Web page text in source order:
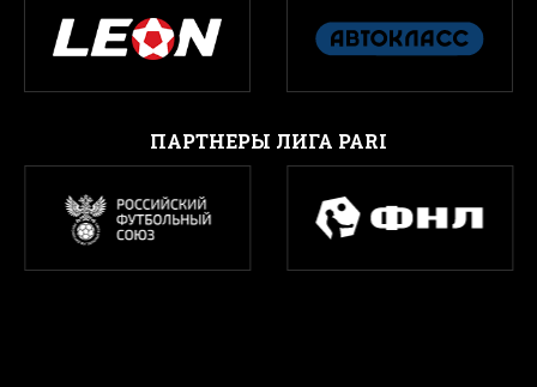
ПАРТНЕРЫ ЛИГА PARI